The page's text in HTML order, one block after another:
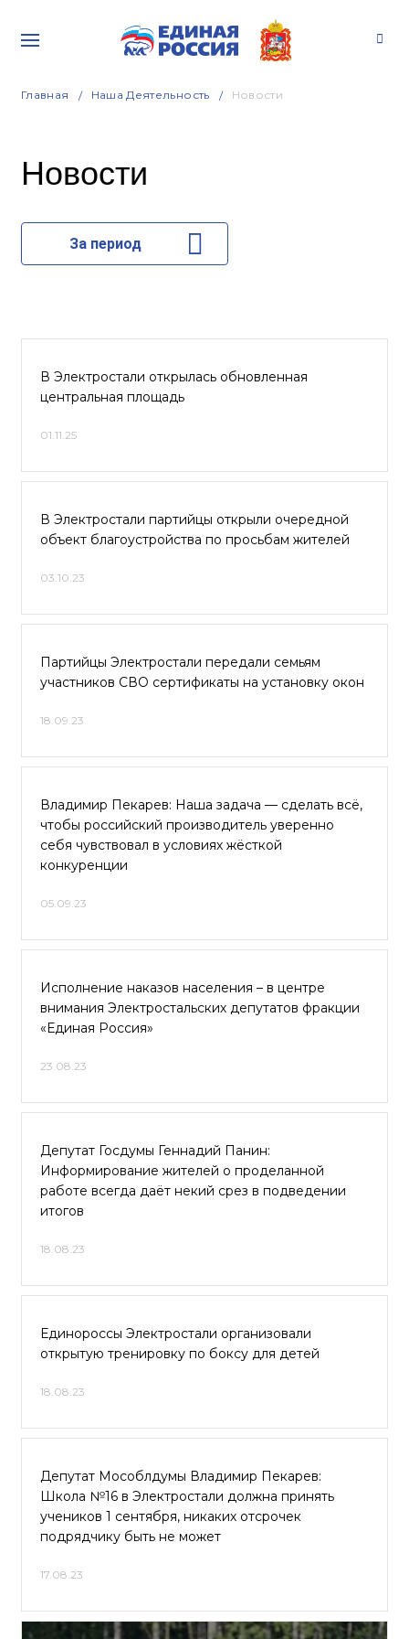
Главная Наша Деятельность Новости
Новости
За период
В Электростали открылась обновленная
центральная площадь
01.11.25
В Электростали партийцы открыли очередной
объект благоустройства по просьбам жителей
03.10.23
Партийцы Электростали передали семьям
участников СВО сертификаты на установку окон
18.09.23
Владимир Пекарев: Наша задача — сделать всё,
чтобы российский производитель уверенно
себя чувствовал в условиях жёсткой
конкуренции
05.09.23
Исполнение наказов населения – в центре
внимания Электростальских депутатов фракции
«Единая Россия»
23.08.23
Депутат Госдумы Геннадий Панин:
Информирование жителей о проделанной
работе всегда даёт некий срез в подведении
итогов
18.08.23
Единороссы Электростали организовали
открытую тренировку по боксу для детей
18.08.23
Депутат Мособлдумы Владимир Пекарев:
Школа №16 в Электростали должна принять
учеников 1 сентября, никаких отсрочек
подрядчику быть не может
17.08.23